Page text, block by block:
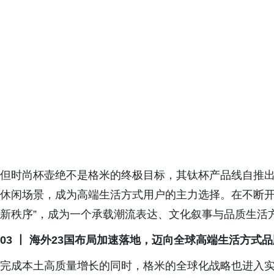
但时尚杯壶绝不是格米的终极目标，其钛杯产品线自推
休闲场景，成为高端生活方式用户的主力选择。在不断
新秩序”，成为一个承载潮流表达、文化叙事与品质生
03 丨 海外23国布局加速落地，迈向全球高端生活方式
完成本土高质量增长的同时，格米的全球化战略也进入